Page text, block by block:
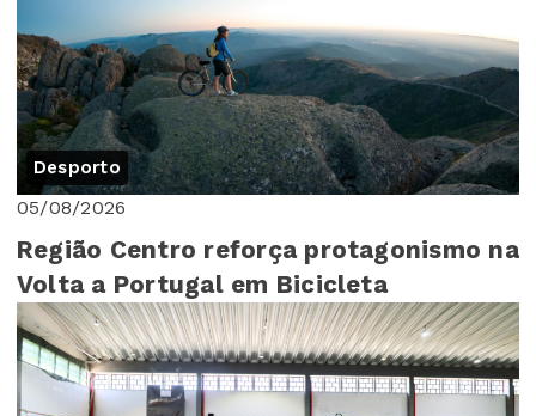
Desporto
05/08/2026
Região Centro reforça protagonismo na
Volta a Portugal em Bicicleta